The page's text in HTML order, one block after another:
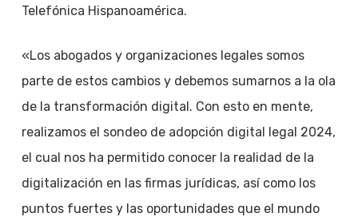
Telefónica Hispanoamérica.
«Los abogados y organizaciones legales somos
parte de estos cambios y debemos sumarnos a la ola
de la transformación digital. Con esto en mente,
realizamos el sondeo de adopción digital legal 2024,
el cual nos ha permitido conocer la realidad de la
digitalización en las firmas jurídicas, así como los
puntos fuertes y las oportunidades que el mundo